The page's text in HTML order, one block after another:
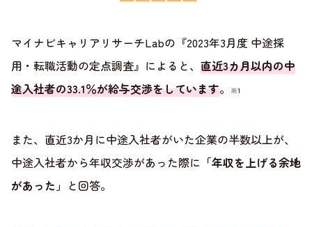
マイナビキャリアリサーチLabの『2023年3月度 中途採
用・転職活動の定点調査』によると、 直近3カ月以内の中
途入社者の33.1％が給与交渉をしています。 ※1
また、直近3か月に中途入社者がいた企業の半数以上が、
中途入社者から年収交渉があった際に 「年収を上げる余地
があった」 と回答。